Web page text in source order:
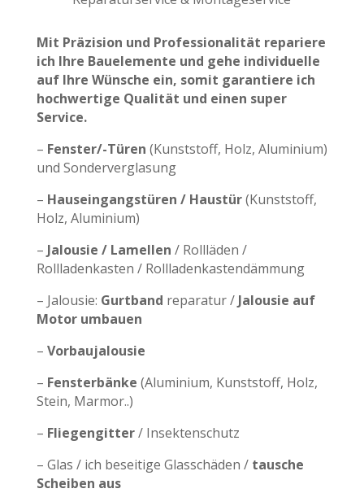
Mit Präzision und Professionalität repariere
ich Ihre Bauelemente und gehe individuelle
auf Ihre Wünsche ein, somit garantiere ich
hochwertige Qualität und einen super
Service.
– Fenster/-Türen (Kunststoff, Holz, Aluminium)
und Sonderverglasung
– Hauseingangstüren / Haustür(Kunststoff,
Holz, Aluminium)
– Jalousie / Lamellen / Rollläden /
Rollladenkasten / Rollladenkastendämmung
– Jalousie: Gurtband reparatur / Jalousie auf
Motor umbauen
– Vorbaujalousie
– Fensterbänke (Aluminium, Kunststoff, Holz,
Stein, Marmor..)
– Fliegengitter/ Insektenschutz
– Glas / ich beseitige Glasschäden / tausche
Scheiben aus